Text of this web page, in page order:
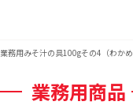
業務用みそ汁の具100gその4（わかめ
業務用商品